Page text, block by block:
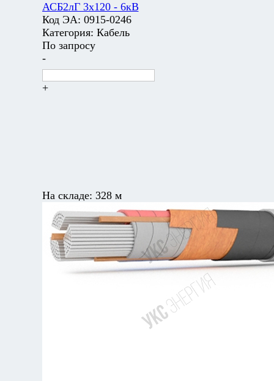
АСБ2лГ 3х120 - 6кВ
Код ЭА: 0915-0246
Категория: Кабель
По запросу
-
+
На складе: 328 м